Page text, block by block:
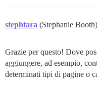
stephtara (Stephanie Booth)
Grazie per questo! Dove
aggiungere, ad esempio,
determinati tipi di pagine o